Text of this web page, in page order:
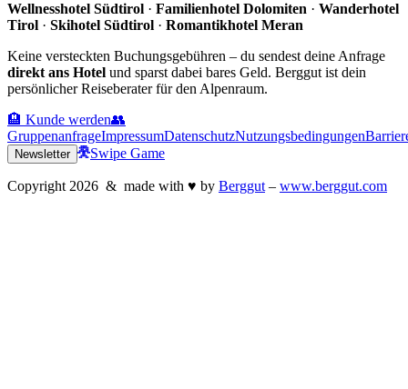
Wellnesshotel Südtirol · Familienhotel Dolomiten · Wanderhotel
Tirol · Skihotel Südtirol · Romantikhotel Meran
Keine versteckten Buchungsgebühren – du sendest deine Anfrage
direkt ans Hotel und sparst dabei bares Geld. Berggut ist dein
persönlicher Reiseberater für den Alpenraum.
🏨 Kunde werden👥
GruppenanfrageImpressumDatenschutzNutzungsbedingungen
Newsletter Swipe Game
Copyright 2026 & made with ♥ by Berggut – www.berggut.com